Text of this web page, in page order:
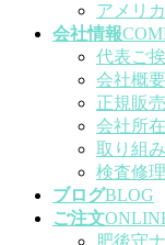
アメリ
会社情報
代表ご
会社概要
正規販
会社所
取り組み
検査修
ブログBLOG
ご注文